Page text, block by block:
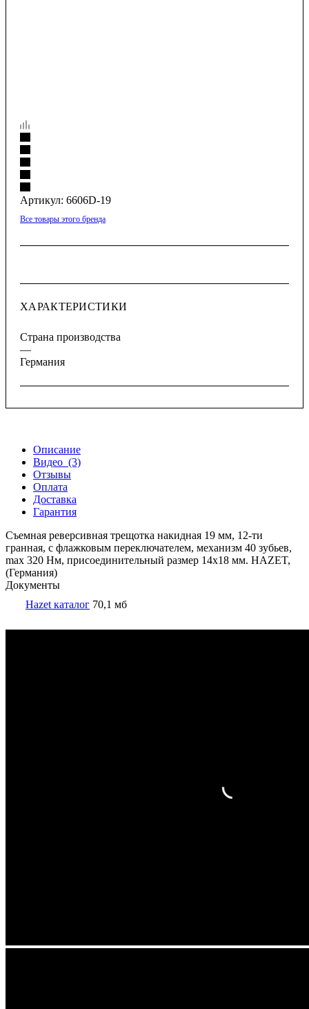
Артикул: 6606D-19
Все товары этого бренда
ХАРАКТЕРИСТИКИ
Страна производства
—
Германия
Описание
Видео (3)
Отзывы
Оплата
Доставка
Гарантия
Съемная реверсивная трещотка накидная 19 мм, 12-ти
гранная, с флажковым переключателем, механизм 40 зубьев,
max 320 Нм, присоединительный размер 14х18 мм. HAZET,
(Германия)
Документы
Hazet каталог 70,1 мб